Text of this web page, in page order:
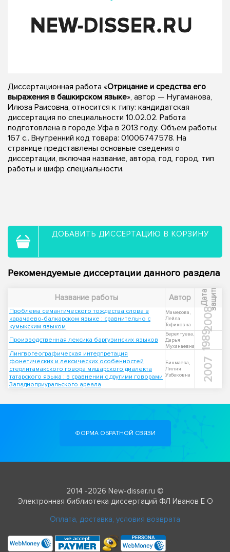
Диссертационная работа «Отрицание и средства его
выражения в башкирском языке», автор — Нугаманова,
Илюза Раисовна, относится к типу: кандидатская
диссертация по специальности 10.02.02. Работа
подготовлена в городе Уфа в 2013 году. Объем работы:
167 с.. Внутренний код товара: 01006747578. На
странице представлены основные сведения о
диссертации, включая название, автора, год, город, тип
работы и шифр специальности.
ДОБАВИТЬ ДИССЕРТАЦИЮ В КОРЗИНУ
Рекомендуемые диссертации данного раздела
Название работы Автор Д
а
т
а
з
а
щ
и
т ы
Проблема семантического тождества слова в
карачаево-балкарском языке : сравнительно с
кумыкским языком
Мамедова,
Лейла
Тофиковна
2008
Производственная лексика баргузинских языков
Берелтуева,
Дарья
Муханаевна
1989
Лингвогеографическая интерпретация
фонетических и лексических особенностей
стерлитамакского говора мишарского диалекта
татарского языка : в сравнении с другими говорами
Западноприуральского ареала
Бикмаева,
Лилия
Узбековна
2007
ФОРМА ОБРАТНОЙ СВЯЗИ
2014 -2026 New-disser.ru ©
Электронная библиотека диссертаций ФЛ Иванов Е О
Оплата, доставка, условия возврата